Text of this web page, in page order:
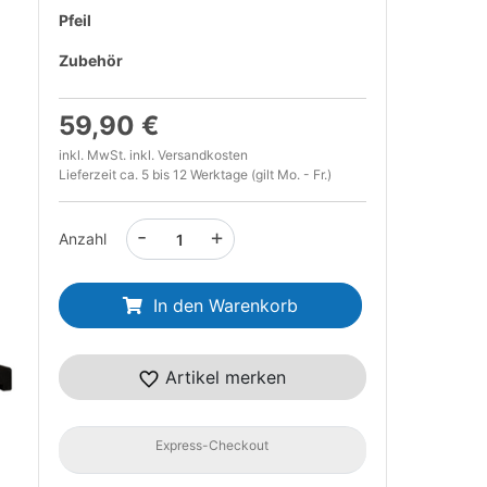
Pfeil
Zubehör
59,90 €
inkl. MwSt. inkl. Versandkosten
Lieferzeit ca. 5 bis 12 Werktage (gilt Mo. - Fr.)
Anzahl +
-
In den Warenkorb
Artikel merken
Express-Checkout